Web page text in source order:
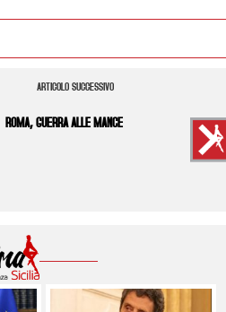
ARTICOLO SUCCESSIVO
ROMA, GUERRA ALLE MANCE